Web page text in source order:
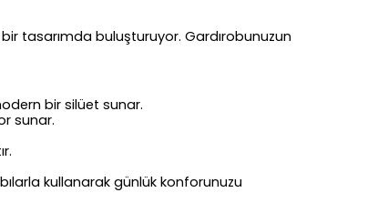
tasarımda buluşturuyor. Gardırobunuzun
bir silüet sunar.
sunar.
kullanarak günlük konforunuzu